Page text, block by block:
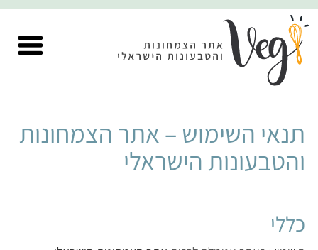
תנאי השימוש – אתר הצמחונות
והטבעונות הישראלי
כללי